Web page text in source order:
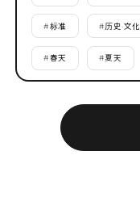
#标准 #历史·文化
#春天 #夏天